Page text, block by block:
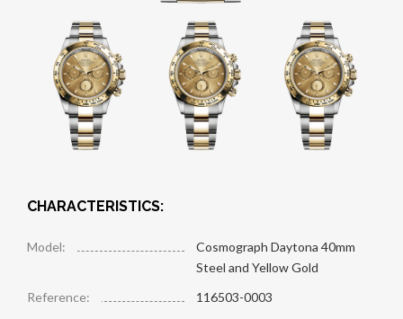
CHARACTERISTICS:
Model:
Cosmograph Daytona 40mm
Steel and Yellow Gold
Reference:
116503-0003